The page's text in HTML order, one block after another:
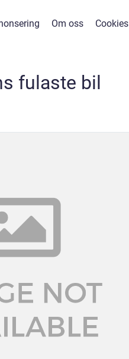
Om oss Cookies
fulaste bil